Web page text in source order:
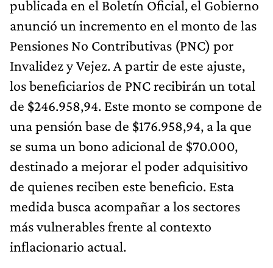
publicada en el Boletín Oficial, el Gobierno
anunció un incremento en el monto de las
Pensiones No Contributivas (PNC) por
Invalidez y Vejez. A partir de este ajuste,
los beneficiarios de PNC recibirán un total
de $246.958,94. Este monto se compone de
una pensión base de $176.958,94, a la que
se suma un bono adicional de $70.000,
destinado a mejorar el poder adquisitivo
de quienes reciben este beneficio. Esta
medida busca acompañar a los sectores
más vulnerables frente al contexto
inflacionario actual.